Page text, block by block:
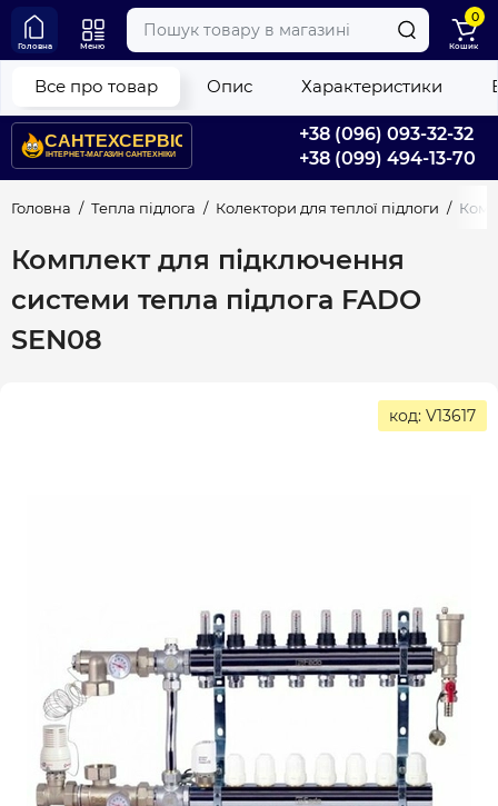
+38 (096) 093-32-32
+38 (099) 494-13-70
Головна Меню
0
Кошик
Головна Тепла підлога Колектори для теплої підлоги
Комплект для підключення
системи тепла підлога FADO
SEN08
Все про товар Опис Характеристики
код: V13617